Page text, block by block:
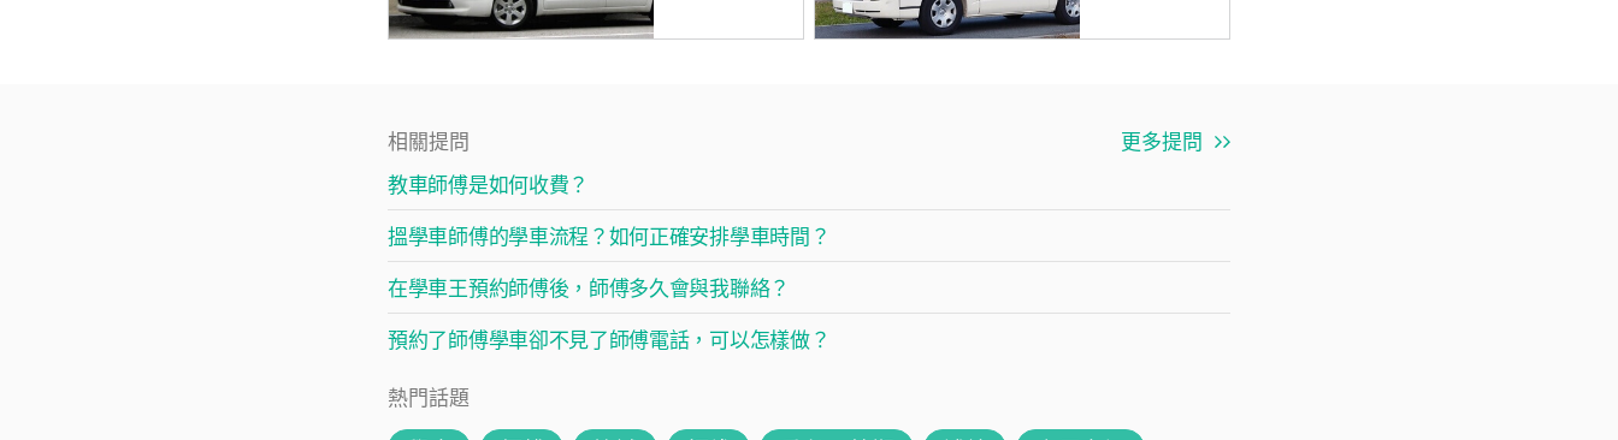
相關提問
更多提問
教車師傅是如何收費？
搵學車師傅的學車流程？如何正確安排學車時間？
在學車王預約師傅後，師傅多久會與我聯絡？
預約了師傅學車卻不見了師傅電話，可以怎樣做？
熱門話題